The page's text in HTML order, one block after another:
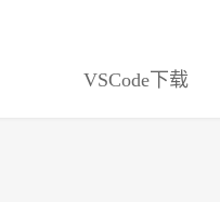
VSCode下载